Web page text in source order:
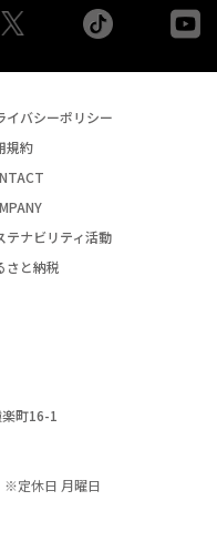
tiktok
イバシーポリシー
規約
テナビリティ活動
さと納税
町16-1
定休日 月曜日